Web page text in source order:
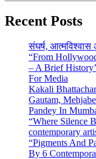
Recent Posts
संघर्ष, आत्मविश्वास
“From
– A Brief
For Media
Kakali
Gautam,
Pandey In
“Where Silence
contemporary
“Pigments And
By 6